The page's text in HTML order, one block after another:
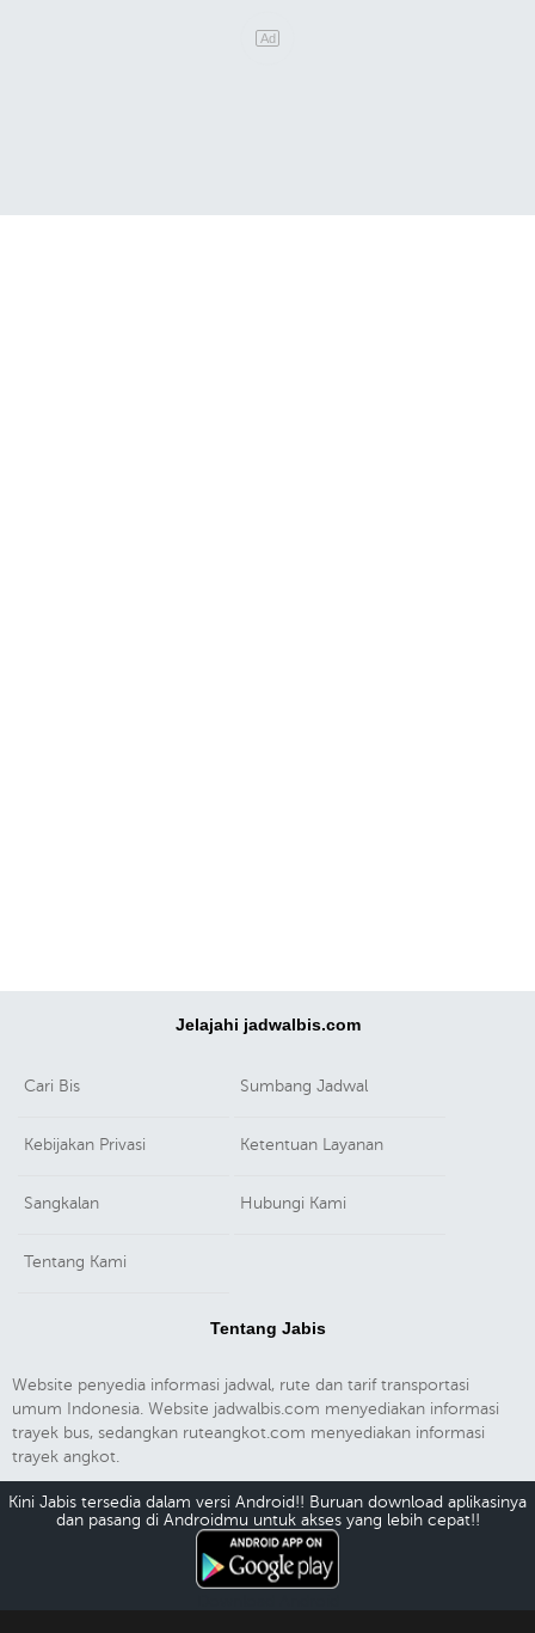
Jelajahi jadwalbis.com
Cari Bis Sumbang Jadwal
Kebijakan Privasi Ketentuan Layanan
Sangkalan Hubungi Kami
Tentang Kami
Tentang Jabis
Website penyedia informasi jadwal, rute dan tarif transportasi
umum Indonesia. Website jadwalbis.com menyediakan informasi
trayek bus, sedangkan ruteangkot.com menyediakan informasi
trayek angkot.
Kini Jabis tersedia dalam versi Android!! Buruan download aplikasinya
dan pasang di Androidmu untuk akses yang lebih cepat!!